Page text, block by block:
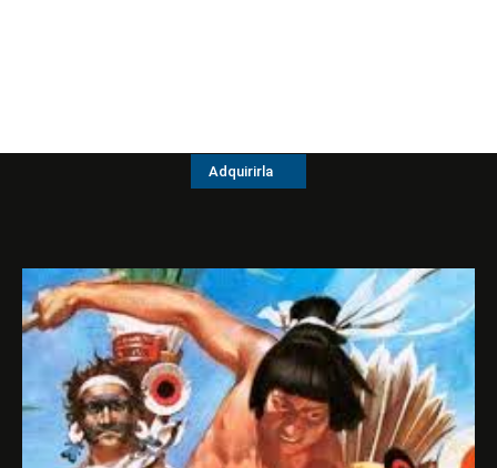
Adquirirla